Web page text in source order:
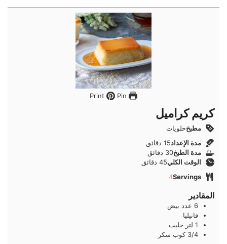
Pin
كريم كراميل
مطبخحلويات
مدة الإعداد15دقائق
دقائق
مدة الطبخ30 دقائق
دقائق
الوقت الكلي45دقائق
دقائق
Servings
4
المقادير
6 عدد بيض
فانيليا
1 لتر حليب
3/4 كوب سكر